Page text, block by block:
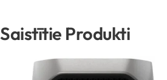
Saistītie Produkti